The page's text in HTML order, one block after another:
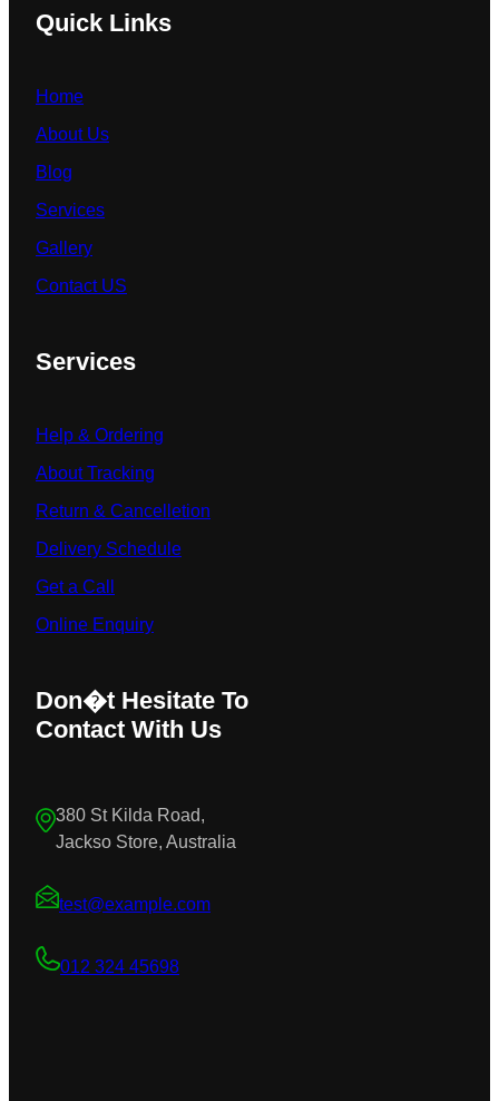
Quick Links
Home
About Us
Blog
Services
Gallery
Contact US
Services
Help & Ordering
About Tracking
Return & Cancelletion
Delivery Schedule
Get a Call
Online Enquiry
Don�t Hesitate To
Contact With Us
380 St Kilda Road,
Jackso Store, Australia
test@example.com
012 324 45698